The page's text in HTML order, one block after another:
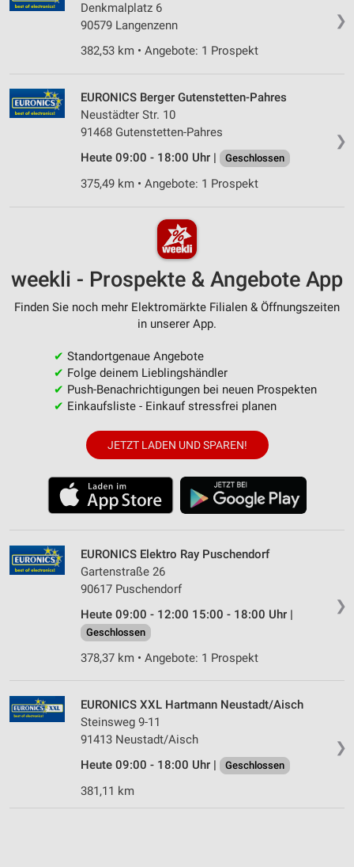
❯
Denkmalplatz 6
90579 Langenzenn
382,53 km • Angebote: 1 Prospekt
❯
EURONICS Berger Gutenstetten-Pahres
Neustädter Str. 10
91468 Gutenstetten-Pahres
Heute 09:00 - 18:00 Uhr |
Geschlossen
375,49 km • Angebote: 1 Prospekt
weekli - Prospekte & Angebote App
Finden Sie noch mehr Elektromärkte Filialen & Öffnungszeiten
in unserer App.
✔ Standortgenaue Angebote
✔ Folge deinem Lieblingshändler
✔ Push-Benachrichtigungen bei neuen Prospekten
✔ Einkaufsliste - Einkauf stressfrei planen
JETZT LADEN UND SPAREN!
❯
EURONICS Elektro Ray Puschendorf
Gartenstraße 26
90617 Puschendorf
Heute 09:00 - 12:00 15:00 - 18:00 Uhr |
Geschlossen
378,37 km • Angebote: 1 Prospekt
❯
EURONICS XXL Hartmann Neustadt/Aisch
Steinsweg 9-11
91413 Neustadt/Aisch
Heute 09:00 - 18:00 Uhr |
Geschlossen
381,11 km